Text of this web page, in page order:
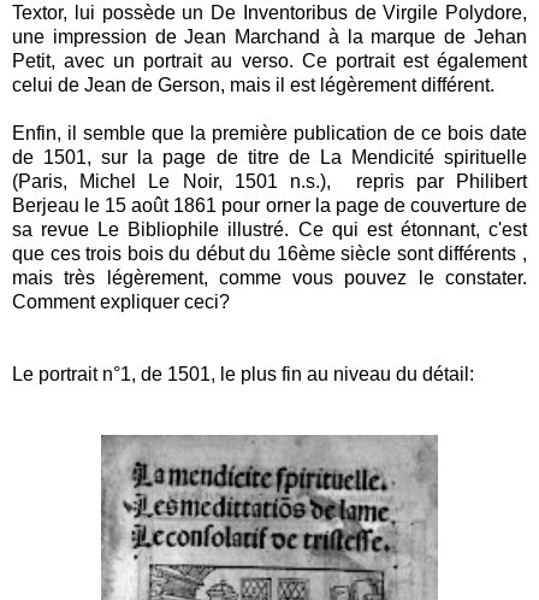
Textor, lui possède un De Inventoribus de Virgile Polydore,
une impression de Jean Marchand à la marque de Jehan
Petit, avec un portrait au verso. Ce portrait est également
celui de Jean de Gerson, mais il est légèrement différent.
Enfin, il semble que la première publication de ce bois date
de 1501, sur la page de titre de
La Mendicité spirituelle
(Paris,
Michel Le Noir, 1501 n.s.), repris par Philibert
Berjeau le 15 août 1861 pour orner la page de couverture de
sa revue Le Bibliophile illustré. Ce qui est étonnant, c'est
que ces trois boisdu début du 16ème siècle sont différents ,
mais très légèrement, comme vous pouvez le constater.
Comment expliquer ceci?
Le portrait n°1, de 1501, le plus fin au niveau du détail: